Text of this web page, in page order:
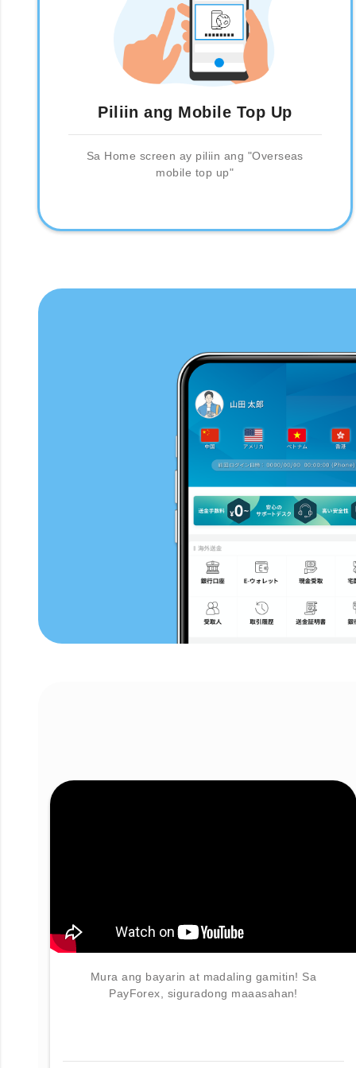
Piliin ang Mobile Top Up
Sa Home screen ay piliin ang "Overseas
mobile top up"
Mura ang bayarin at madaling gamitin! Sa
PayForex, siguradong maaasahan!